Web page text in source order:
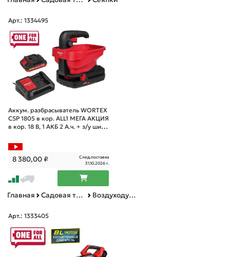
Арт.: 1334495
Аккум. разбрасыватель WORTEX
CSP 1805 в кор. ALL1 МЕГА АКЦИЯ
в кор. 18 В, 1 АКБ 2 А.ч. + з/у шир.
8 380,00₽
След.поставка
31.10.2026 г.
Главная Садовая техника, оснастка и принадлежности Воздуходувки и опрыскиватели бензиновые
Арт.: 1333405